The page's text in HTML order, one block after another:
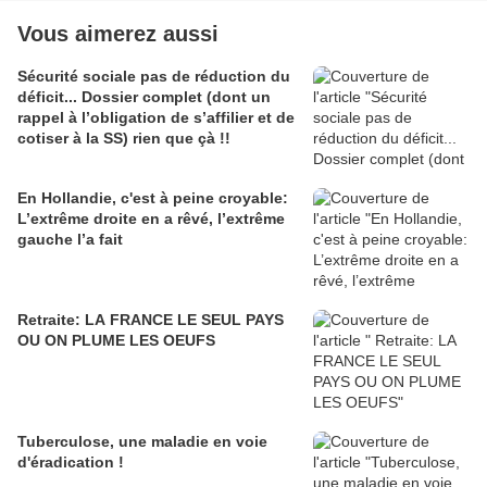
Vous aimerez aussi
Sécurité sociale pas de réduction du
déficit... Dossier complet (dont un
rappel à l’obligation de s’affilier et de
cotiser à la SS) rien que çà !!
En Hollandie, c'est à peine croyable:
L’extrême droite en a rêvé, l’extrême
gauche l’a fait
Retraite: LA FRANCE LE SEUL PAYS
OU ON PLUME LES OEUFS
Tuberculose, une maladie en voie
d'éradication !